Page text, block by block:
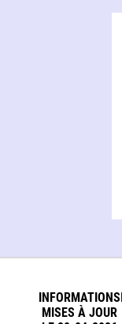
INFORMATIONS
MISES À JOUR